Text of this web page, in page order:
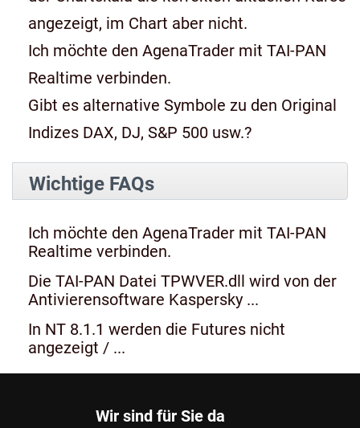
angezeigt, im Chart aber nicht.
Ich möchte den AgenaTrader mit TAI-PAN
Realtime verbinden.
Gibt es alternative Symbole zu den Original
Indizes DAX, DJ, S&P 500 usw.?
Wichtige FAQs
Ich möchte den AgenaTrader mit TAI-PAN
Realtime verbinden.
Die TAI-PAN Datei TPWVER.dll wird von der
Antivierensoftware Kaspersky ...
In NT 8.1.1 werden die Futures nicht
angezeigt / ...
Wir sind für Sie da